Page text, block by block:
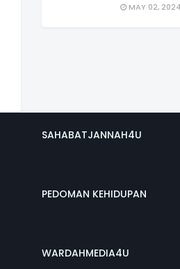
MAY 02, 2024
SAHABATJANNAH4U
PEDOMAN KEHIDUPAN
WARDAHMEDIA4U